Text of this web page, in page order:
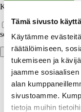
Tämä sivusto
Käytämme
räätälöimiseen,
tukemiseen ja
jaamme
alan
sivustoamme.
tietoja muihin
Kotisivu
Tallenna nimeni,
seuraavaa